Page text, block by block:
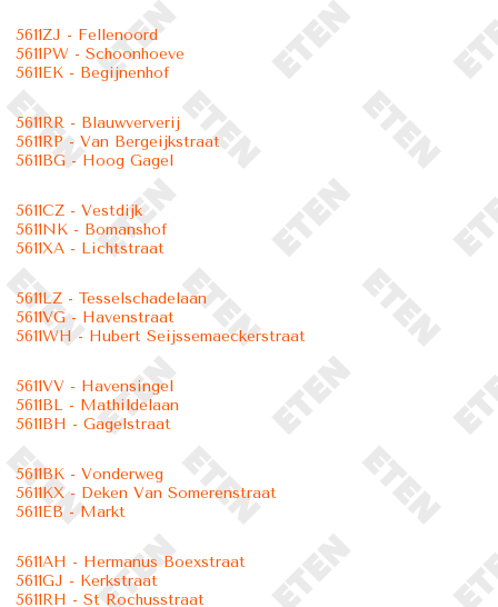
5611ZJ - Fellenoord
5611PW - Schoonhoeve
5611EK - Begijnenhof
5611RR - Blauwververij
5611RP - Van Bergeijkstraat
5611BG - Hoog Gagel
5611CZ - Vestdijk
5611NK - Bomanshof
5611XA - Lichtstraat
5611LZ - Tesselschadelaan
5611VG - Havenstraat
5611WH - Hubert Seijssemaeckerstraat
5611VV - Havensingel
5611BL - Mathildelaan
5611BH - Gagelstraat
5611BK - Vonderweg
5611KX - Deken Van Somerenstraat
5611EB - Markt
5611AH - Hermanus Boexstraat
5611GJ - Kerkstraat
5611RH - St Rochusstraat